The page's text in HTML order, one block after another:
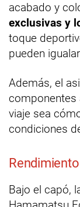
acabado y
exclusivas y
toque
pueden
Además, el
componentes
viaje sea
condiciones
Bajo el capó,